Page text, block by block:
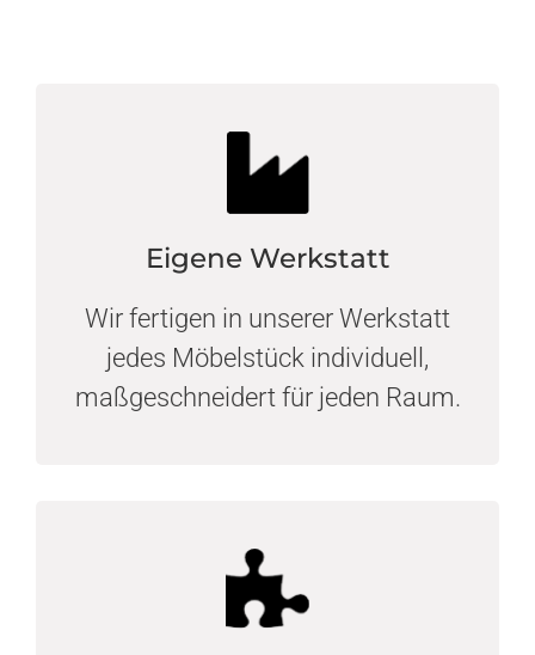
Eigene Werkstatt
Wir fertigen in unserer Werkstatt
jedes Möbelstück individuell,
maßgeschneidert für jeden Raum.